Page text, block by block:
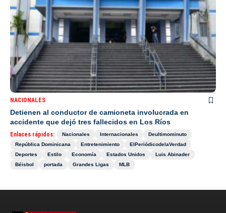
NACIONALES
Detienen al conductor de camioneta involucrada en
accidente que dejó tres fallecidos en Los Ríos
Enlaces rápidos: Nacionales Internacionales
Deultimominuto
República Dominicana
Entretenimiento
ElPeriódicodelaVerdad
Deportes
Estilo Economía Estados Unidos
Luis Abinader
Béisbol
portada Grandes Ligas MLB